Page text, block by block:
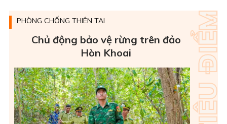
PHÒNG CHỐNG THIÊN TAI
Chủ động bảo vệ rừng trên đảo
Hòn Khoai